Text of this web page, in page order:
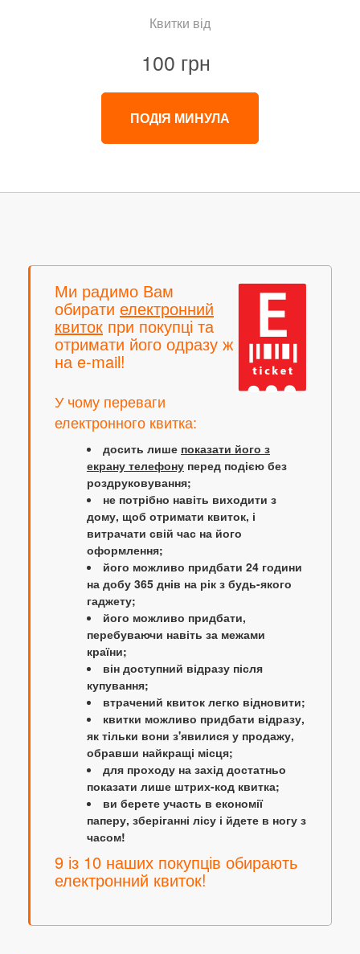
Квитки від
100 грн
ПОДІЯ МИНУЛА
Ми радимо Вам
обирати електронний
квиток при покупці та
отримати його одразу ж
на e-mail!
У чому переваги
електронного квитка:
досить лише показати його з
екрану телефону перед подією без
роздруковування;
не потрібно навіть виходити з
дому, щоб отримати квиток, і
витрачати свій час на його
оформлення;
його можливо придбати 24 години
на добу 365 днів на рік з будь-якого
гаджету;
його можливо придбати,
перебуваючи навіть за межами
країни;
він доступний відразу після
купування;
втрачений квиток легко відновити;
квитки можливо придбати відразу,
як тільки вони з'явилися у продажу,
обравши найкращі місця;
для проходу на захід достатньо
показати лише штрих-код квитка;
ви берете участь в економії
паперу, зберіганні лісу і йдете в ногу з
часом!
9 із 10 наших покупців обирають
електронний квиток!